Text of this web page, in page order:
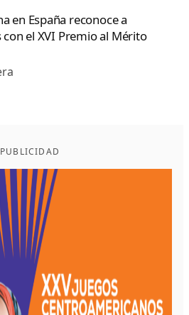
en España reconoce a
el XVI Premio al Mérito
PUBLICIDAD